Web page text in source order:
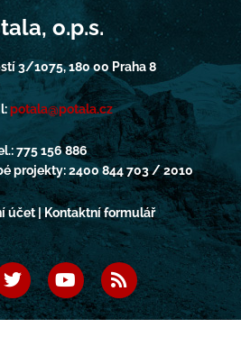
o.p.s.
3/1075, 180 00 Praha 8
potala@potala.cz
775 156 886
projekty: 2400 844 703 / 2010
účet | Kontaktní formulář
T
w
i
t
Y
o
u
t
R
s
s